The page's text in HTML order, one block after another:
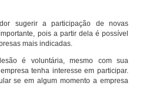
sugerir a participação de novas
pois a partir dela é possível
mais indicadas.
é voluntária, mesmo com sua
tenha interesse em participar.
se em algum momento a empresa